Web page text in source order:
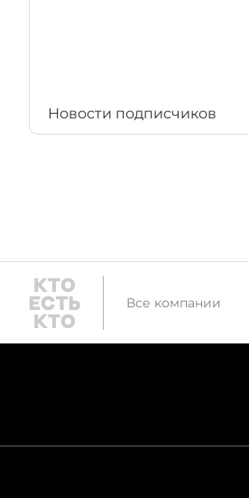
Новости подписчиков
Все компании